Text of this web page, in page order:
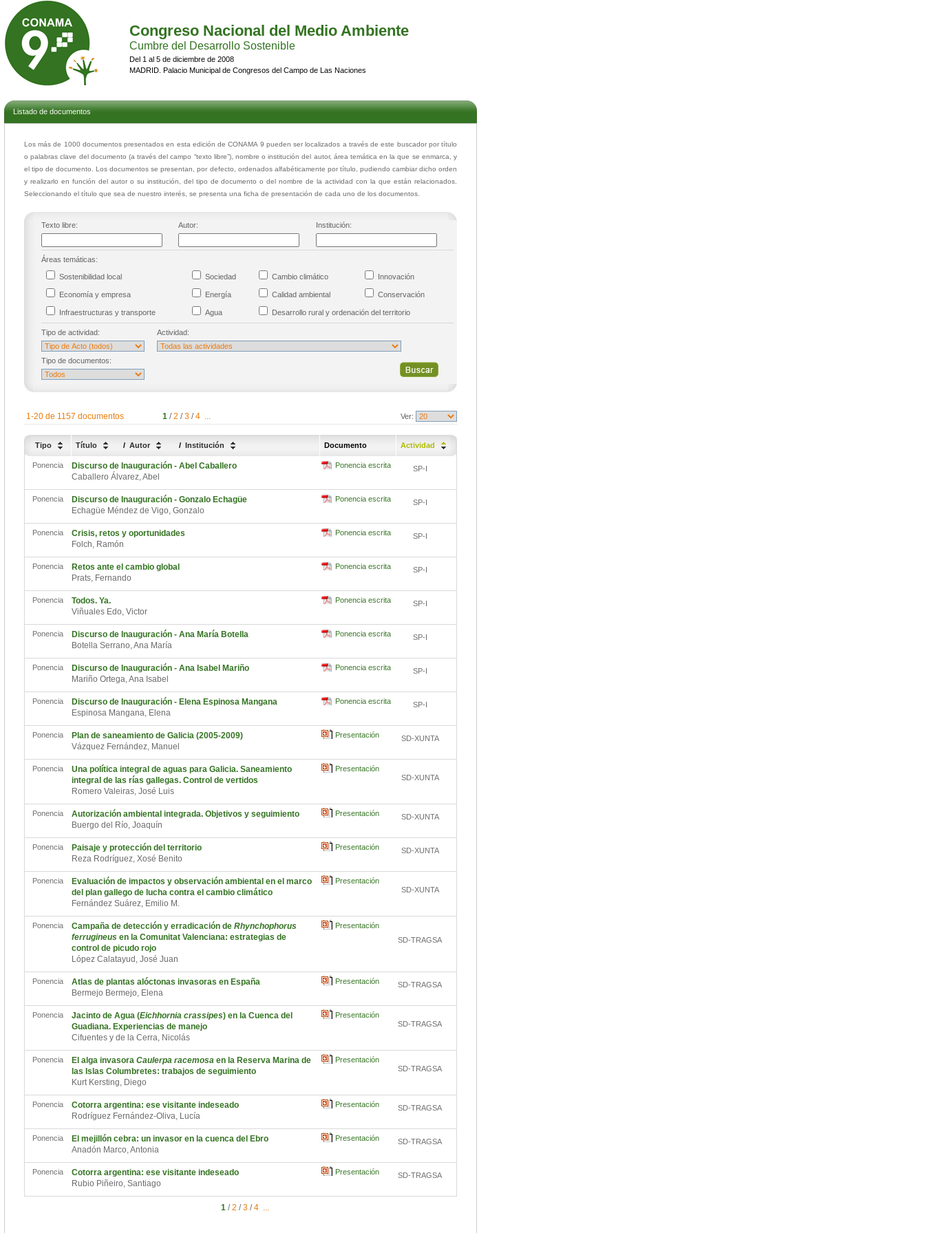
Congreso Nacional del Medio Ambiente
Cumbre del Desarrollo Sostenible
Del 1 al 5 de diciembre de 2008
MADRID. Palacio Municipal de Congresos del Campo de Las Naciones
Listado de documentos
Los más de 1000 documentos presentados en esta edición de CONAMA 9 pueden ser localizados a través de este buscador por título
o palabras clave del documento (a través del campo “texto libre”), nombre o institución del autor, área temática en la que se enmarca, y
el tipo de documento. Los documentos se presentan, por defecto, ordenados alfabéticamente por título, pudiendo cambiar dicho orden
y realizarlo en función del autor o su institución, del tipo de documento o del nombre de la actividad con la que están relacionados.
Seleccionando el título que sea de nuestro interés, se presenta una ficha de presentación de cada uno de los documentos.
Texto libre: Autor: Institución:
Áreas temáticas:
Sostenibilidad local Sociedad Cambio climático Innovación
Economía y empresa Energía Calidad ambiental Conservación
Infraestructuras y transporte Agua Desarrollo rural y ordenación del territorio
Tipo de actividad: Actividad:
Tipo de documentos:
1-20 de 1157 documentos 1 / 2 / 3 / 4 ... Ver:
Tipo Título / Autor / Institución Documento Actividad
Ponencia
Discurso de Inauguración - Abel Caballero
Caballero Álvarez, Abel
Ponencia escrita SP-I
Ponencia
Discurso de Inauguración - Gonzalo Echagüe
Echagüe Méndez de Vigo, Gonzalo
Ponencia escrita SP-I
Ponencia
Crisis, retos y oportunidades
Folch, Ramón
Ponencia escrita SP-I
Ponencia
Retos ante el cambio global
Prats, Fernando
Ponencia escrita SP-I
Ponencia
Todos. Ya.
Viñuales Edo, Victor
Ponencia escrita SP-I
Ponencia
Discurso de Inauguración - Ana María Botella
Botella Serrano, Ana María
Ponencia escrita SP-I
Ponencia
Discurso de Inauguración - Ana Isabel Mariño
Mariño Ortega, Ana Isabel
Ponencia escrita SP-I
Ponencia
Discurso de Inauguración - Elena Espinosa Mangana
Espinosa Mangana, Elena
Ponencia escrita SP-I
Ponencia
Plan de saneamiento de Galicia (2005-2009)
Vázquez Fernández, Manuel
Presentación SD-XUNTA
Ponencia
Una política integral de aguas para Galicia. Saneamiento
integral de las rías gallegas. Control de vertidos
Romero Valeiras, José Luis
Presentación
SD-XUNTA
Ponencia
Autorización ambiental integrada. Objetivos y seguimiento
Buergo del Río, Joaquín
Presentación SD-XUNTA
Ponencia
Paisaje y protección del territorio
Reza Rodríguez, Xosé Benito
Presentación SD-XUNTA
Ponencia
Evaluación de impactos y observación ambiental en el marco
del plan gallego de lucha contra el cambio climático
Fernández Suárez, Emilio M.
Presentación
SD-XUNTA
Ponencia Campaña de detección y erradicación de Rhynchophorus
ferrugineus en la Comunitat Valenciana: estrategias de
control de picudo rojo
López Calatayud, José Juan
Presentación
SD-TRAGSA
Ponencia
Atlas de plantas alóctonas invasoras en España
Bermejo Bermejo, Elena
Presentación SD-TRAGSA
Ponencia Jacinto de Agua (Eichhornia crassipes) en la Cuenca del
Guadiana. Experiencias de manejo
Cifuentes y de la Cerra, Nicolás
Presentación
SD-TRAGSA
Ponencia El alga invasora Caulerpa racemosa en la Reserva Marina de
las Islas Columbretes: trabajos de seguimiento
Kurt Kersting, Diego
Presentación
SD-TRAGSA
Ponencia
Cotorra argentina: ese visitante indeseado
Rodríguez Fernández-Oliva, Lucía
Presentación SD-TRAGSA
Ponencia
El mejillón cebra: un invasor en la cuenca del Ebro
Anadón Marco, Antonia
Presentación SD-TRAGSA
Ponencia
Cotorra argentina: ese visitante indeseado
Rubio Piñeiro, Santiago
Presentación SD-TRAGSA
1 / 2 / 3 / 4 ...